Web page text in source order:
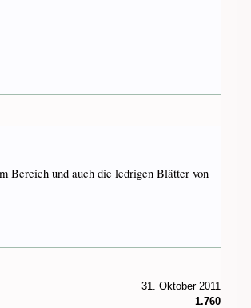
Bereich und auch die ledrigen Blätter von
31. Oktober 2011
1.760